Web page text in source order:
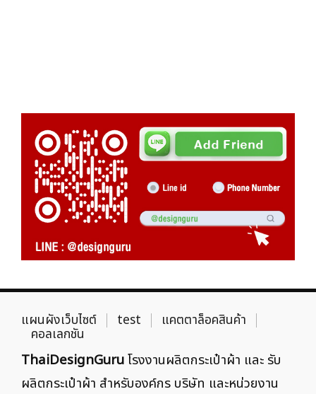
แผนผังเว็บไซต์ test แคตตาล็อคสินค้า
คอลเลกชัน
ThaiDesignGuruโรงงานผลิตกระเป๋าผ้า และ รับ
ผลิตกระเป๋าผ้า สำหรับองค์กร บริษัท และหน่วยงาน